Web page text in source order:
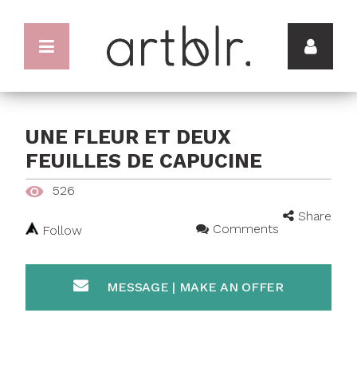
UNE FLEUR ET DEUX
FEUILLES DE CAPUCINE
526
Share
Follow
Comments
MESSAGE | MAKE AN OFFER